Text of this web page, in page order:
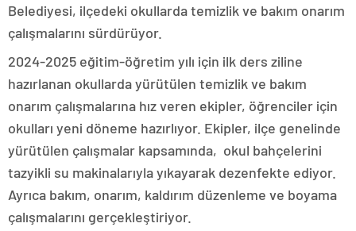
Belediyesi, ilçedeki okullarda temizlik ve bakım onarım
çalışmalarını sürdürüyor.
2024-2025 eğitim-öğretim yılı için ilk ders ziline
hazırlanan okullarda yürütülen temizlik ve bakım
onarım çalışmalarına hız veren ekipler, öğrenciler için
okulları yeni döneme hazırlıyor. Ekipler, ilçe genelinde
yürütülen çalışmalar kapsamında, okul bahçelerini
tazyikli su makinalarıyla yıkayarak dezenfekte ediyor.
Ayrıca bakım, onarım, kaldırım düzenleme ve boyama
çalışmalarını gerçekleştiriyor.